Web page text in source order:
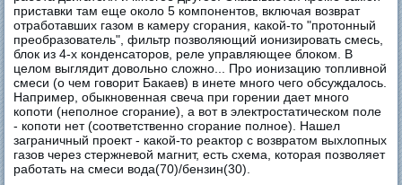
приставки там еще около 5 компонентов, включая возврат
отработавших газом в камеру сгорания, какой-то "протонный
преобразователь", фильтр позволяющий ионизировать смесь,
блок из 4-х конденсаторов, реле управляющее блоком. В
целом выглядит довольно сложно... Про ионизацию топливной
смеси (о чем говорит Бакаев) в инете много чего обсуждалось.
Например, обыкновенная свеча при горении дает много
копоти (неполное сгорание), а вот в электростатическом поле
- копоти нет (соответственно сгорание полное). Нашел
заграничный проект - какой-то реактор с возвратом выхлопных
газов через стержневой магнит, есть схема, которая позволяет
работать на смеси вода(70)/бензин(30).